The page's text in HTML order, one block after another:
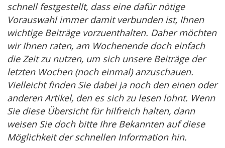
schnell festgestellt, dass eine dafür nötige
Vorauswahl immer damit verbunden ist, Ihnen
wichtige Beiträge vorzuenthalten. Daher möchten
wir Ihnen raten, am Wochenende doch einfach
die Zeit zu nutzen, um sich unsere Beiträge der
letzten Wochen (noch einmal) anzuschauen.
Vielleicht finden Sie dabei ja noch den einen oder
anderen Artikel, den es sich zu lesen lohnt. Wenn
Sie diese Übersicht für hilfreich halten, dann
weisen Sie doch bitte Ihre Bekannten auf diese
Möglichkeit der schnellen Information hin.